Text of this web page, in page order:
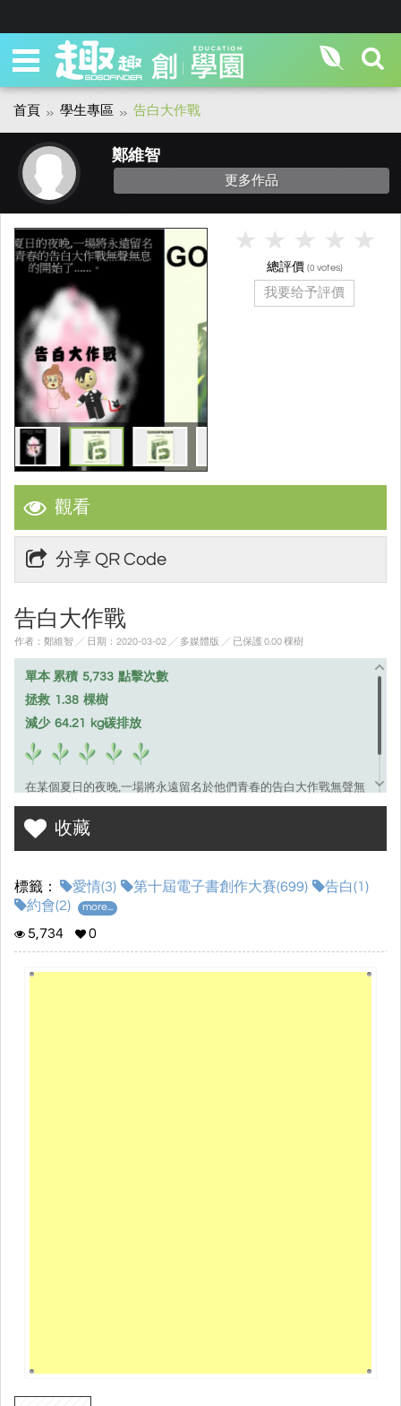
首頁 學生專區 告白大作戰
鄭維智
更多作品
觀看
分享 QR Code
告白大作戰
作者：鄭維智 ╱ 日期：2020-03-02 ╱ 多媒體版 ╱ 已保護 0.00 棵樹
單本 累積 5,733 點擊次數
拯救 1.38 棵樹
減少 64.21 kg碳排放
在某個夏日的夜晚,一場將永遠留名於他們青春的告白大作戰無聲無
息的開始了......。
收藏
標籤： 愛情(3) 第十屆電子書創作大賽(699)
告白(1)
約會(2)
more...
5,734 0
總評價 (0 votes)
我要给予評價